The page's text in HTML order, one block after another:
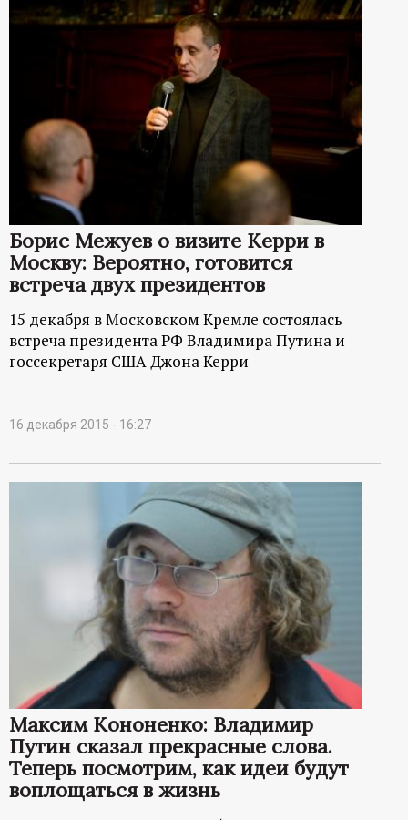
р
л
Борис Межуев о визите Керри в
Москву: Вероятно, готовится
встреча двух президентов
15 декабря в Московском Кремле состоялась
встреча президента РФ Владимира Путина и
госсекретаря США Джона Керри
16 декабря 2015 - 16:27
Максим Кононенко: Владимир
Путин сказал прекрасные слова.
Теперь посмотрим, как идеи будут
воплощаться в жизнь